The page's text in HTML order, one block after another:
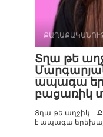
Տղա թե
ապագա
բացառիկ
Տղա թե աղջիկ…
է ապագա